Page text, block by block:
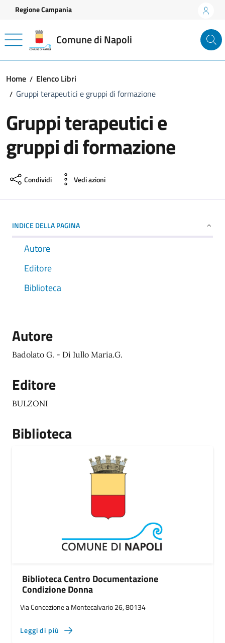
Vai ai contenuti
Vai al footer
Regione Campania
Comune di Napoli
Home
Elenco Libri
Gruppi terapeutici e gruppi di formazione
Gruppi terapeutici e
gruppi di formazione
Condividi Vedi azioni
INDICE DELLA PAGINA
Autore
Editore
Biblioteca
Autore
Badolato G. - Di Iullo Maria.G.
Editore
BULZONI
Biblioteca
Biblioteca Centro Documentazione
Condizione Donna
Via Concezione a Montecalvario 26, 80134
Leggi di più